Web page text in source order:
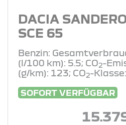
DACIA
SCE 65
Benzin:
(l/100 km): 5.5; CO2-
(g/km): 123; CO2-
SOFORT VERFÜGBAR